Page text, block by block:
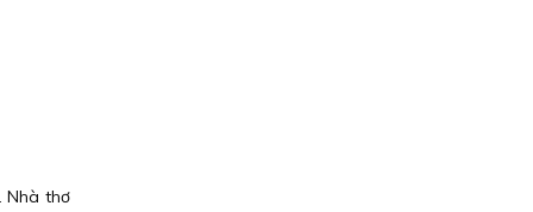
Nhà thơ